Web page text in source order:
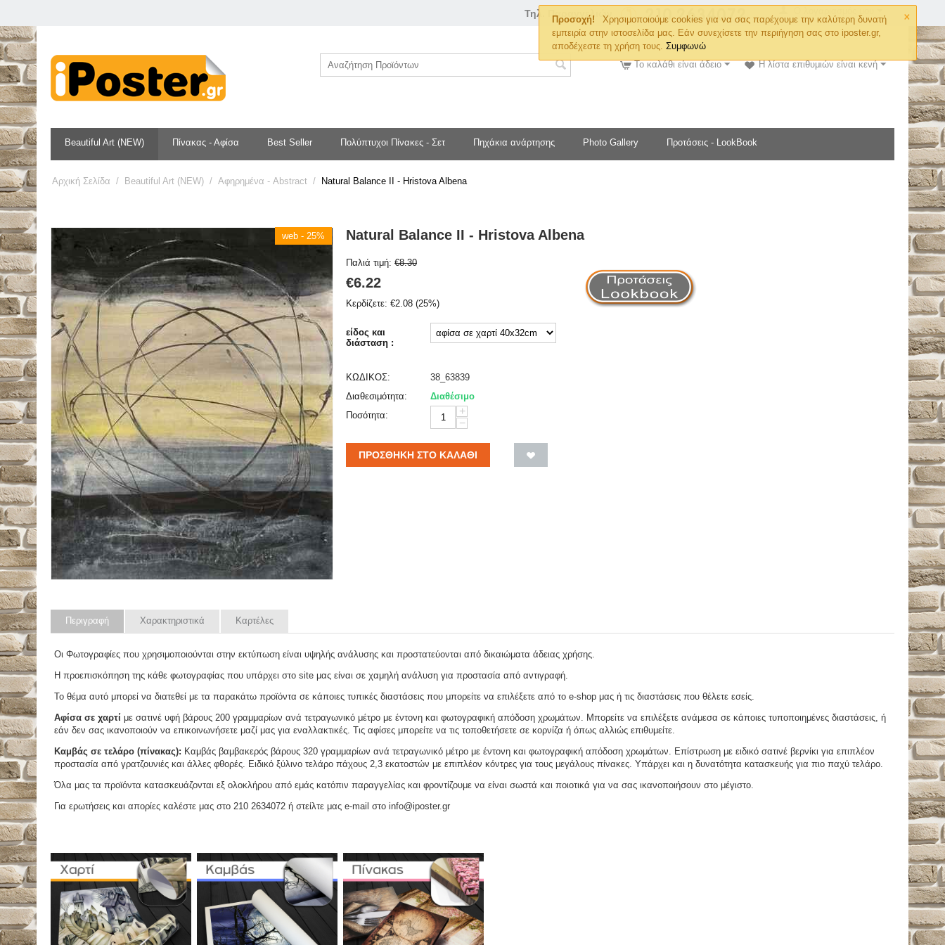
×
Προσοχή!
Χρησιμοποιούμε cookies για να σας παρέχουμε την καλύτερη δυνατή
εμπειρία στην ιστοσελίδα μας. Εάν συνεχίσετε την περιήγηση σας στο iposter.gr,
αποδέχεστε τη χρήση τους.Συμφωνώ
Τηλ. Παραγγελιών
Η λίστα επιθυμιών είναι κενή
Το καλάθι είναι άδειο
Beautiful Art (NEW) Πίνακας - Αφίσα Best Seller Πολύπτυχοι Πίνακες - Σετ Πηχάκια ανάρτησης Photo Gallery Προτάσεις - LookBook
Αρχική Σελίδα / Beautiful Art (NEW) / Αφηρημένα - Abstract / Natural Balance II - Hristova Albena
web - 25% Natural Balance II - Hristova Albena
Παλιά τιμή: €8.30
€6.22
Κερδίζετε: €2.08 (25%)
είδος και
διάσταση :
ΚΩΔΙΚΟΣ:
38_63839
Διαθεσιμότητα:
Διαθέσιμο
Ποσότητα:
+
−
ΠΡΟΣΘΉΚΗ ΣΤΟ ΚΑΛΆΘΙ
Περιγραφή Χαρακτηριστικά Καρτέλες
Οι Φωτογραφίες που χρησιμοποιούνται στην εκτύπωση είναι υψηλής ανάλυσης και προστατεύονται από δικαιώματα άδειας χρήσης.
Η προεπισκόπηση της κάθε φωτογραφίας που υπάρχει στο site μας είναι σε χαμηλή ανάλυση για προστασία από αντιγραφή.
Το θέμα αυτό μπορεί να διατεθεί με τα παρακάτω προϊόντα σε κάποιες τυπικές διαστάσεις που μπορείτε να επιλέξετε από το e-shop μας ή τις διαστάσεις που θέλετε εσείς.
Αφίσα σε χαρτί με σατινέ υφή βάρους 200 γραμμαρίων ανά τετραγωνικό μέτρο με έντονη και φωτογραφική απόδοση χρωμάτων. Μπορείτε να επιλέξετε ανάμεσα σε κάποιες τυποποιημένες διαστάσεις, ή
εάν δεν σας ικανοποιούν να επικοινωνήσετε μαζί μας για εναλλακτικές. Τις αφίσες μπορείτε να τις τοποθετήσετε σε κορνίζα ή όπως αλλιώς επιθυμείτε.
Καμβάς σε τελάρο (πίνακας): Καμβάς βαμβακερός βάρους 320 γραμμαρίων ανά τετραγωνικό μέτρο με έντονη και φωτογραφική απόδοση χρωμάτων. Επίστρωση με ειδικό σατινέ βερνίκι για επιπλέον
προστασία από γρατζουνιές και άλλες φθορές. Ειδικό ξύλινο τελάρο πάχους 2,3 εκατοστών με επιπλέον κόντρες για τους μεγάλους πίνακες. Υπάρχει και η δυνατότητα κατασκευής για πιο παχύ τελάρο.
Όλα μας τα προϊόντα κατασκευάζονται εξ ολοκλήρου από εμάς κατόπιν παραγγελίας και φροντίζουμε να είναι σωστά και ποιοτικά για να σας ικανοποιήσουν στο μέγιστο.
Για ερωτήσεις και απορίες καλέστε μας στο 210 2634072 ή στείλτε μας e-mail στο info@iposter.gr